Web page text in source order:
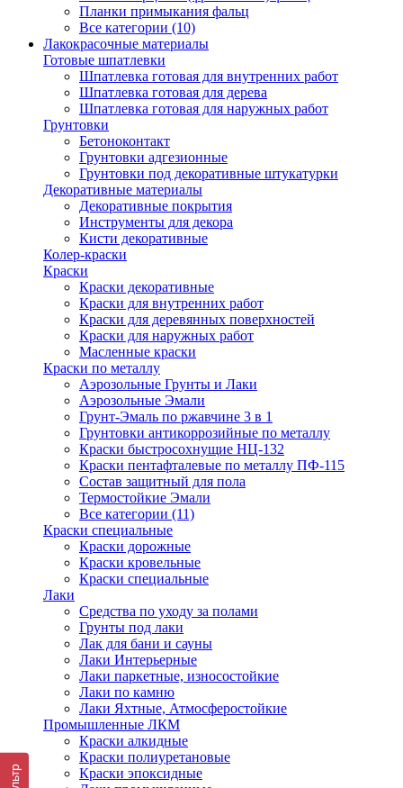
Планки примыкания фальц
Все категории (10)
Лакокрасочные материалы
Готовые шпатлевки
Шпатлевка готовая для внутренних работ
Шпатлевка готовая для дерева
Шпатлевка готовая для наружных работ
Грунтовки
Бетоноконтакт
Грунтовки адгезионные
Грунтовки под декоративные штукатурки
Декоративные материалы
Декоративные покрытия
Инструменты для декора
Кисти декоративные
Колер-краски
Краски
Краски декоративные
Краски для внутренних работ
Краски для деревянных поверхностей
Краски для наружных работ
Масленные краски
Краски по металлу
Аэрозольные Грунты и Лаки
Аэрозольные Эмали
Грунт-Эмаль по ржавчине 3 в 1
Грунтовки антикоррозийные по металлу
Краски быстросохнущие НЦ-132
Краски пентафталевые по металлу ПФ-115
Состав защитный для пола
Термостойкие Эмали
Все категории (11)
Краски специальные
Краски дорожные
Краски кровельные
Краски специальные
Лаки
Cредства по уходу за полами
Грунты под лаки
Лак для бани и сауны
Лаки Интерьерные
Лаки паркетные, износостойкие
Лаки по камню
Лаки Яхтные, Атмосферостойкие
Промышленные ЛКМ
Краски алкидные
Краски полиуретановые
Краски эпоксидные